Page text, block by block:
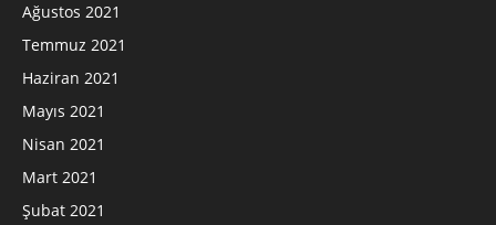
Ağustos 2021
Temmuz 2021
Haziran 2021
Mayıs 2021
Nisan 2021
Mart 2021
Şubat 2021